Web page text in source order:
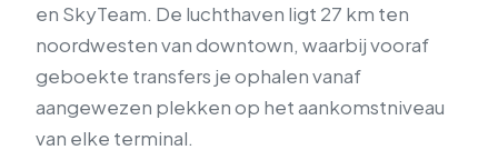
en SkyTeam. De luchthaven ligt 27 km ten
noordwesten van downtown, waarbij vooraf
geboekte transfers je ophalen vanaf
aangewezen plekken op het aankomstniveau
van elke terminal.